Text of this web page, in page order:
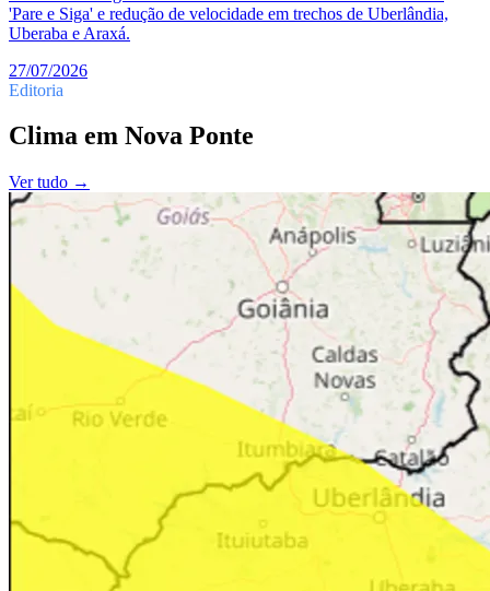
'Pare e Siga' e redução de velocidade em trechos de Uberlândia,
Uberaba e Araxá.
27/07/2026
Editoria
Clima em Nova Ponte
Ver tudo →